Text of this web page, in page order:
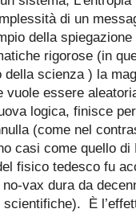
di un
della
rigorose (in
scienza ) la
vuole essere
logica, finisce
(come nel
casi come quello
fisico tedesco fu
vax dura da
È